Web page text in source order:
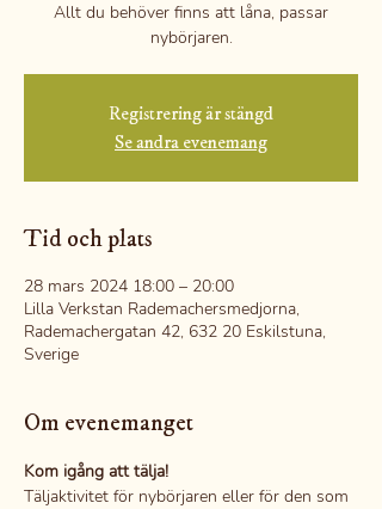
Allt du behöver finns att låna, passar
nybörjaren.
Registrering är stängd
Se andra evenemang
Tid och plats
28 mars 2024 18:00 – 20:00
Lilla Verkstan Rademachersmedjorna,
Rademachergatan 42, 632 20 Eskilstuna,
Sverige
Om evenemanget
Kom igång att tälja!
Täljaktivitet för nybörjaren eller för den som